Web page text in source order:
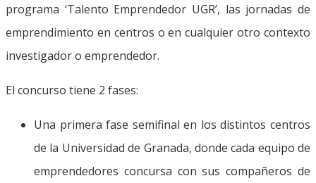
programa ‘Talento Emprendedor UGR’, las jornadas de
emprendimiento en centros o en cualquier otro contexto
investigador o emprendedor.
El concurso tiene 2 fases:
Una primera fase semifinal en los distintos centros
de la Universidad de Granada, donde cada equipo de
emprendedores concursa con sus compañeros de